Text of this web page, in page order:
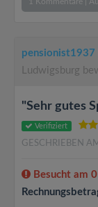
pensionist1937
Ludwigsburg
"Sehr gutes
Verifiziert
GESCHRIEBEN
Besucht am